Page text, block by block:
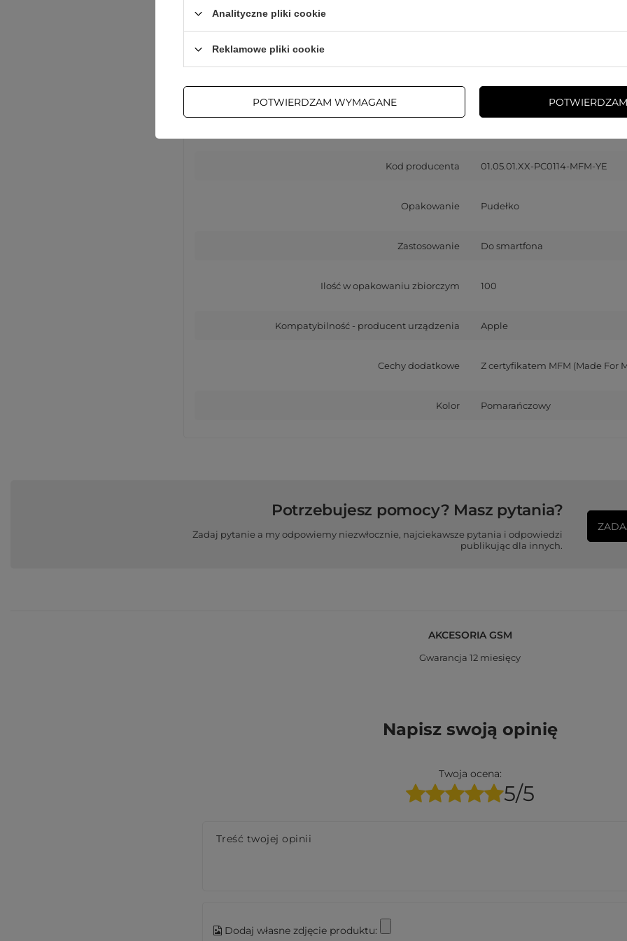
Gwarancja Akcesoria GSM
Kod producenta 01.05.01.XX-PC0114-MFM-YE
Opakowanie Pudełko
Zastosowanie Do smartfona
Ilość w opakowaniu zbiorczym 100
Kompatybilność - producent urządzenia Apple
Cechy dodatkowe Z certyfikatem MFM (Made For
Kolor Pomarańczowy
Potrzebujesz pomocy? Masz pytania?
Zadaj pytanie a my odpowiemy niezwłocznie, najciekawsze pytania i odpowiedzi
publikując dla innych.
AKCESORIA GSM
Gwarancja 12 miesięcy
Napisz swoją opinię
Twoja ocena:
5/5
Treść twojej opinii
Dodaj własne zdjęcie produktu:
Analityczne pliki cookie
Reklamowe pliki cookie
POTWIERDZAM WYMAGANE